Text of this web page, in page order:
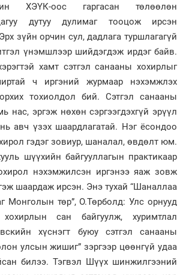
ХЭҮК-оос гаргасан төлөөлөн
дутуу дулимаг тооцож ирсэн
зүйн орчин сул, дадлага туршлагагүй
үнэмшлээр шийдэгдэж ирдэг байв.
хамт сэтгэл санааны хохирлыг
ч иргэний журмаар нэхэмжлэх
тохиолдол бий. Сэтгэл санааны
нас, эргэж нөхөн сэргээгдэхгүй эрүүл
авч үзэх шаардлагатай. Нэг ёсондоо
гэдэг зовиур, шаналал, өвдөлт юм.
шүүхийн байгууллагын практикаар
нэхэмжилсэн иргэнээ яаж зовж
шаардаж ирсэн. Энэ тухай “Шаналлаа
Монголын төр”, О.Төрболд: Улс орнууд
сан байгуулж, хуримтлал
хүснэгт буюу сэтгэл санааны
улсын жишиг” зэргээр цөөнгүй удаа
билээ. Тэгвэл Шүүх шинжилгээний